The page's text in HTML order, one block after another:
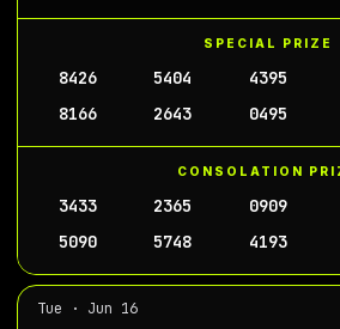
SPECIAL PRIZE
8426 5404 4395
8166
2643 0495
CONSOLATION
3433 2365 0909
5090
5748 4193
Tue · Jun 16